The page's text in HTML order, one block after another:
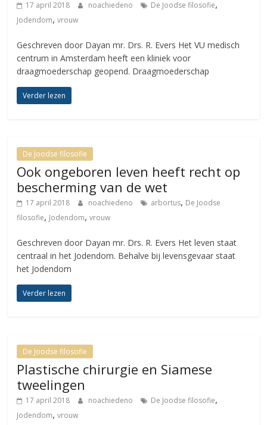
17 april 2018 noachiedeno De Joodse filosofie,
Jodendom,vrouw
Geschreven door Dayan mr. Drs. R. Evers Het VU medisch
centrum in Amsterdam heeft een kliniek voor
draagmoederschap geopend. Draagmoederschap
Verder lezen
De Joodse filosofie
Ook ongeboren leven heeft recht op
bescherming van de wet
17 april 2018 noachiedeno arbortus, De Joodse
filosofie, Jodendom,vrouw
Geschreven door Dayan mr. Drs. R. Evers Het leven staat
centraal in het Jodendom. Behalve bij levensgevaar staat
het Jodendom
Verder lezen
De Joodse filosofie
Plastische chirurgie en Siamese
tweelingen
17 april 2018 noachiedeno De Joodse filosofie,
Jodendom,vrouw